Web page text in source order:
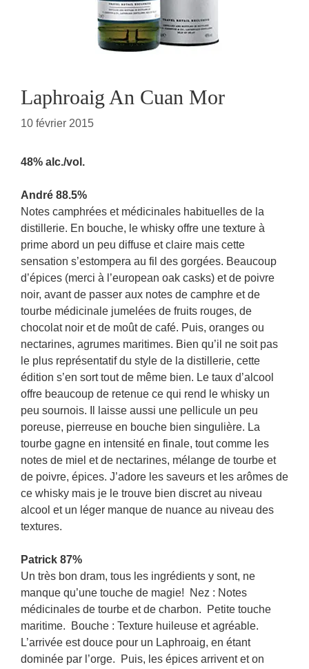
Laphroaig An Cuan Mor
10 février 2015
48% alc./vol.
André 88.5%
Notes camphrées et médicinales habituelles de la
distillerie. En bouche, le whisky offre une texture à
prime abord un peu diffuse et claire mais cette
sensation s’estompera au fil des gorgées. Beaucoup
d’épices (merci à l’european oak casks) et de poivre
noir, avant de passer aux notes de camphre et de
tourbe médicinale jumelées de fruits rouges, de
chocolat noir et de moût de café. Puis, oranges ou
nectarines, agrumes maritimes. Bien qu’il ne soit pas
le plus représentatif du style de la distillerie, cette
édition s’en sort tout de même bien. Le taux d’alcool
offre beaucoup de retenue ce qui rend le whisky un
peu sournois. Il laisse aussi une pellicule un peu
poreuse, pierreuse en bouche bien singulière. La
tourbe gagne en intensité en finale, tout comme les
notes de miel et de nectarines, mélange de tourbe et
de poivre, épices. J’adore les saveurs et les arômes de
ce whisky mais je le trouve bien discret au niveau
alcool et un léger manque de nuance au niveau des
textures.
Patrick 87%
Un très bon dram, tous les ingrédients y sont, ne
manque qu’une touche de magie! Nez : Notes
médicinales de tourbe et de charbon. Petite touche
maritime. Bouche : Texture huileuse et agréable.
L’arrivée est douce pour un Laphroaig, en étant
dominée par l’orge. Puis, les épices arrivent et on